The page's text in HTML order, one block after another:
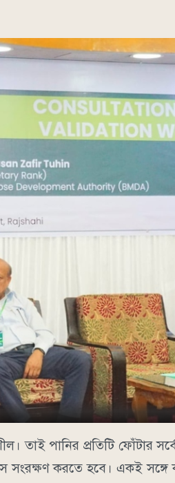
তাই পানির প্রতিটি ফোঁটার
সংরক্ষণ করতে হবে। একই